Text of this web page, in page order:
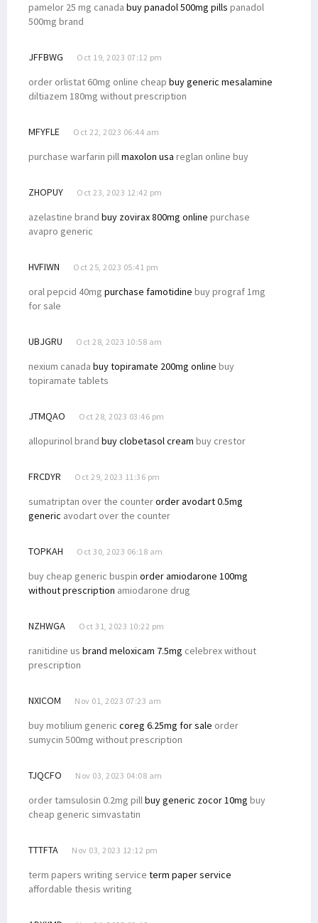
pamelor 25 mg canada buy panadol 500mg pills panadol
500mg brand
JFFBWG Oct 19, 2023 07:12 pm
order orlistat 60mg online cheap buy generic mesalamine
diltiazem 180mg without prescription
MFYFLE Oct 22, 2023 06:44 am
purchase warfarin pillmaxolon usa reglan online buy
ZHOPUY Oct 23, 2023 12:42 pm
azelastine brand buy zovirax 800mg online purchase
avapro generic
HVFIWN Oct 25, 2023 05:41 pm
oral pepcid 40mg purchase famotidine buy prograf 1mg
for sale
UBJGRU Oct 28, 2023 10:58 am
nexium canada buy topiramate 200mg online buy
topiramate tablets
JTMQAO Oct 28, 2023 03:46 pm
allopurinol brand buy clobetasol cream buy crestor
FRCDYR Oct 29, 2023 11:36 pm
sumatriptan over the counterorder avodart 0.5mg
generic avodart over the counter
TOPKAH Oct 30, 2023 06:18 am
buy cheap generic buspin order amiodarone 100mg
without prescription amiodarone drug
NZHWGA Oct 31, 2023 10:22 pm
ranitidine us brand meloxicam 7.5mg celebrex without
prescription
NXICOM Nov 01, 2023 07:23 am
buy motilium generic coreg 6.25mg for sale order
sumycin 500mg without prescription
TJQCFO Nov 03, 2023 04:08 am
order tamsulosin 0.2mg pillbuy generic zocor 10mg buy
cheap generic simvastatin
TTTFTA Nov 03, 2023 12:12 pm
term papers writing service term paper service
affordable thesis writing